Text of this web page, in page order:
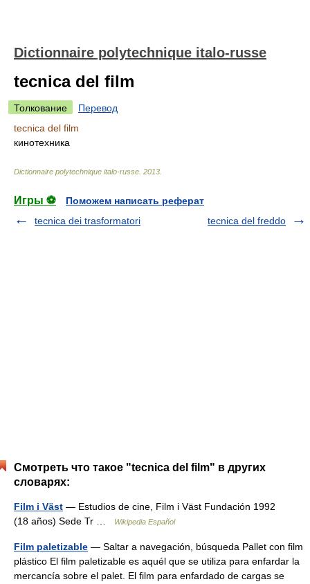
Dictionnaire polytechnique italo-russe
tecnica del film
Толкование
Перевод
tecnica del film
кинотехника
Dictionnaire polytechnique italo-russe 2013
Игры ⚽
Поможем написать реферат
tecnica dei trasformatori
tecnica del freddo
Смотреть что такое "tecnica del film" в других
словарях:
Film i Väst — Estudios de cine, Film i Väst Fundación 1992
(18 años) Sede Tr …
Wikipedia Español
Film paletizable — Saltar a navegación, búsqueda Pallet con film
plástico El film paletizable es aquél que se utiliza para enfardar la
mercancía sobre el palet. El film para enfardado de cargas se